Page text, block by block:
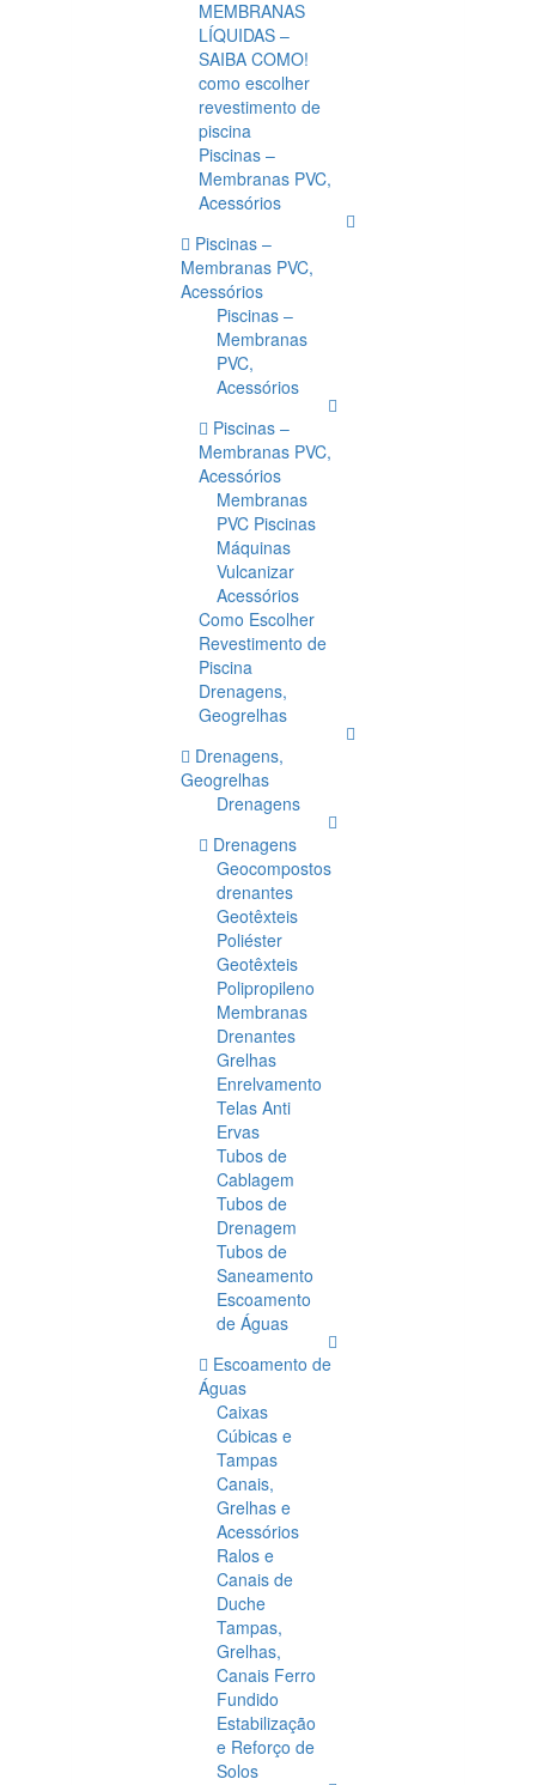
MEMBRANAS
LÍQUIDAS –
SAIBA COMO!
como escolher
revestimento de
piscina
Piscinas –
Membranas PVC,
Acessórios
Piscinas –
Membranas PVC,
Acessórios
Piscinas –
Membranas
PVC,
Acessórios
Piscinas –
Membranas PVC,
Acessórios
Membranas
PVC Piscinas
Máquinas
Vulcanizar
Acessórios
Como Escolher
Revestimento de
Piscina
Drenagens,
Geogrelhas
Drenagens,
Geogrelhas
Drenagens
Drenagens
Geocompostos
drenantes
Geotêxteis
Poliéster
Geotêxteis
Polipropileno
Membranas
Drenantes
Grelhas
Enrelvamento
Telas Anti
Ervas
Tubos de
Cablagem
Tubos de
Drenagem
Tubos de
Saneamento
Escoamento
de Águas
Escoamento de
Águas
Caixas
Cúbicas e
Tampas
Canais,
Grelhas e
Acessórios
Ralos e
Canais de
Duche
Tampas,
Grelhas,
Canais Ferro
Fundido
Estabilização
e Reforço de
Solos